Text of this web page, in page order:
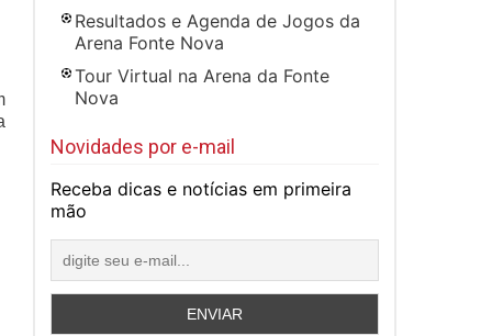
Resultados e Agenda de Jogos da
Arena Fonte Nova
Tour Virtual na Arena da Fonte
Nova
Novidades por e-mail
Receba dicas e notícias em primeira
mão